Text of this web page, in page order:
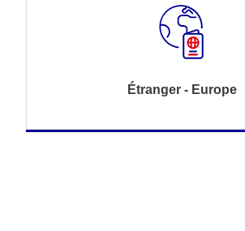
Étranger - Europe